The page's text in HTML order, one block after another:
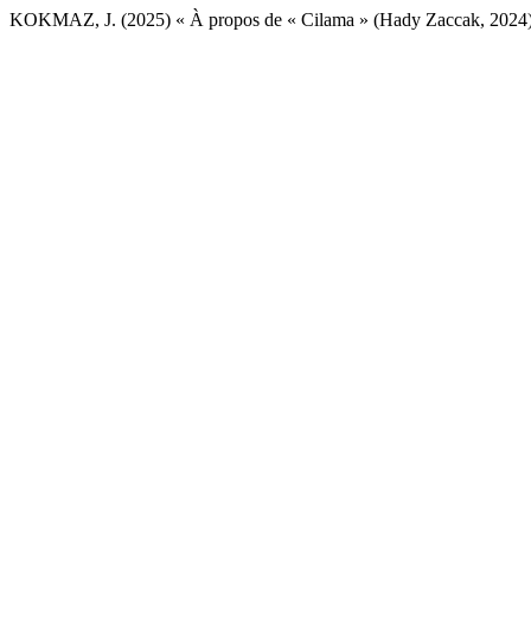
KOKMAZ, J. (2025) « À propos de « Cilama » (Hady Zaccak,